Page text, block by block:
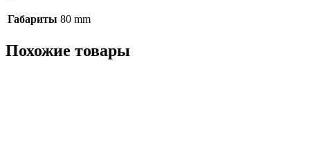
Габариты 80 mm
Похожие товары